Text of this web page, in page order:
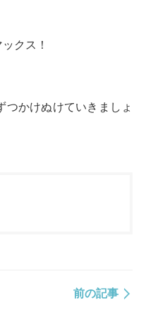
クス！
つかけぬけていきましょ
前の記事